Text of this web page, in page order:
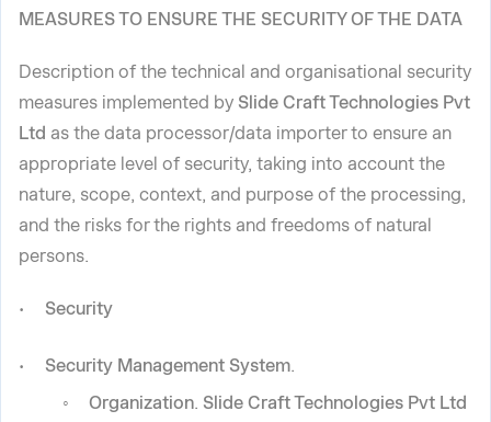
MEASURES TO ENSURE THE SECURITY OF THE DATA
Description of the technical and organisational security
measures implemented by Slide Craft Technologies Pvt
Ltd as the data processor/data importer to ensure an
appropriate level of security, taking into account the
nature, scope, context, and purpose of the processing,
and the risks for the rights and freedoms of natural
persons.
Security
Security Management System.
Organization. Slide Craft Technologies Pvt Ltd